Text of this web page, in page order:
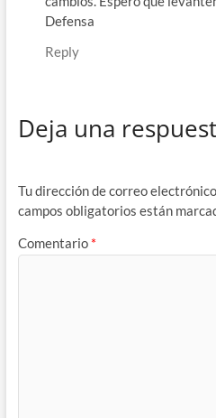
Defensa
Reply
Deja una
Tu dirección de correo
campos obligatorios están
Comentario *